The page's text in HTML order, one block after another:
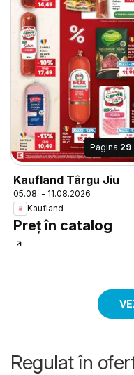
Pagina 29
Kaufland Târgu Jiu
05.08. - 11.08.2026
Kaufland
Preț în catalog
Regulat în